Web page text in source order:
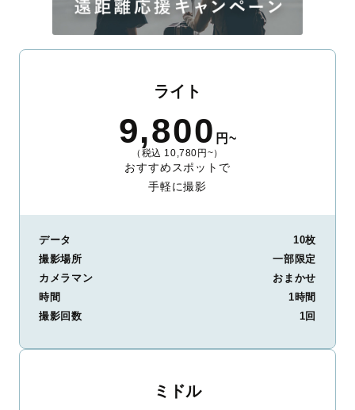
ライト
9,800 円~
（税込 10,780円~）
おすすめスポットで
手軽に撮影
データ
10枚
撮影場所
一部限定
カメラマン
おまかせ
時間
1時間
撮影回数
1回
ミドル